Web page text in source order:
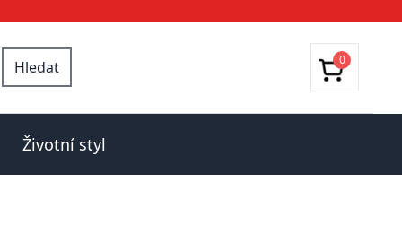
Hledat 0
Životní styl